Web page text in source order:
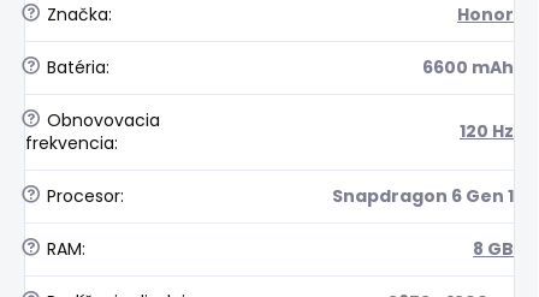
? Značka: Honor
? Batéria: 6600 mAh
? Obnovovacia
frekvencia: 120 Hz
? Procesor: Snapdragon 6 Gen 1
? RAM: 8 GB